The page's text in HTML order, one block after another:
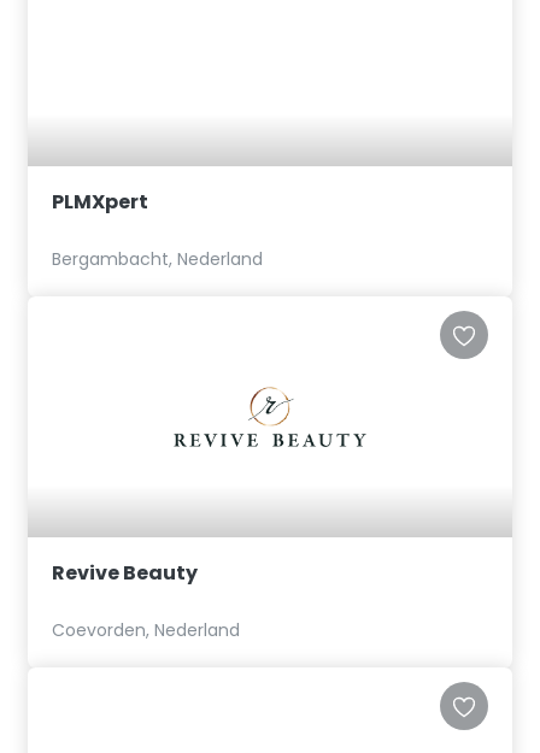
PLMXpert
Bergambacht, Nederland
Revive Beauty
Coevorden, Nederland